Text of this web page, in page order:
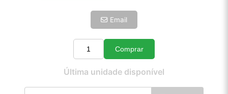
Email
Quantidade
Comprar
Última unidade disponível